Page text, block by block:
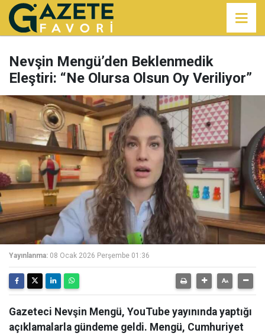
Nevşin Mengü’den Beklenmedik
Eleştiri: “Ne Olursa Olsun Oy Veriliyor”
Yayınlanma: 08 Ocak 2026 Perşembe 01:36
Gazeteci Nevşin Mengü, YouTube yayınında yaptığı
açıklamalarla gündeme geldi. Mengü, Cumhuriyet